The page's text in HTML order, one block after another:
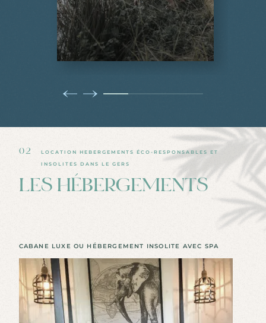
02
LOCATION HEBERGEMENTS ÉCO-RESPONSABLES ET
INSOLITES DANS LE GERS
LES HÉBERGEMENTS
CABANE LUXE OU HÉBERGEMENT INSOLITE AVEC SPA